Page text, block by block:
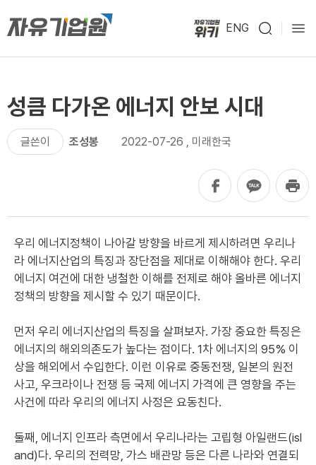
ENG
성큼 다가온 에너지 안보 시대
글쓴이 조성봉 2022-07-26 , 미래한국
우리 에너지정책이 나아갈 방향을 바르게 제시하려면 우리나
라 에너지산업의 특징과 장단점을 제대로 이해해야 한다. 우리
에너지 여건에 대한 냉철한 이해를 전제로 해야 올바른 에너지
정책의 방향을 제시할 수 있기 때문이다.
먼저 우리 에너지산업의 특징을 살펴보자. 가장 중요한 특징은
에너지의 해외의존도가 높다는 점이다. 1차 에너지의 95% 이
상을 해외에서 수입한다. 이런 이유로 중동전쟁, 일본의 원전
사고, 우크라이나 전쟁 등 국제 에너지 가격에 큰 영향을 주는
사건에 따라 우리의 에너지 사정은 요동친다.
둘째, 에너지 인프라 측면에서 우리나라는 고립형 아일랜드(isl
and)다. 우리의 전력망, 가스 배관망 등은 다른 나라와 연결되